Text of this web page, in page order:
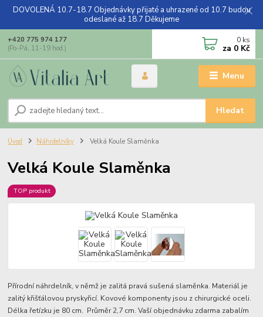
DOVOLENÁ 10.7-18.7 Objednávky přijaté a uhrazené od 10.7 budou
odeslané až 18.7 Děkujeme
Menu
Hledat
+420 775 974 177
(Po-Pá, 11-19 hod.)
0 ks
za 0 Kč
Úvod Náhrdelníky Velká Koule Slaměnka
Velká Koule Slaměnka
TOP produkt
Přírodní náhrdelník, v němž je zalitá pravá sušená slaměnka. Materiál je
zalitý křišťálovou pryskyřicí. Kovové komponenty jsou z chirurgické oceli.
Délka řetízku je 80 cm. Průměr 2,7 cm. Vaší objednávku zdarma zabalím